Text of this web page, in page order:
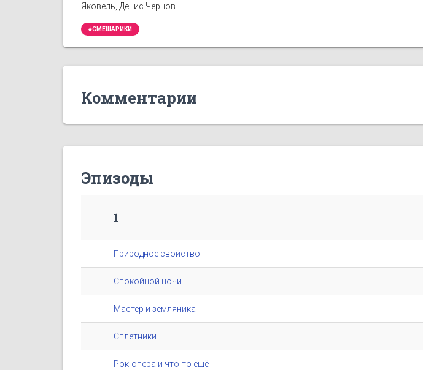
Яковель, Денис Чернов
#СМЕШАРИКИ
Комментарии
Эпизоды
1
Природное свойство
Спокойной ночи
Мастер и земляника
Сплетники
Рок-опера и что-то ещё